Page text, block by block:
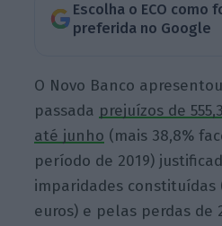
Escolha o ECO como
preferida no Google
O Novo Banco
passada prejuízos de
até junho (mais 38,8%
período de 2019)
imparidades constituídas
euros) e pelas perdas de